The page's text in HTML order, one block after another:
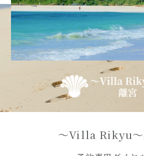
～Villa Rikyu～